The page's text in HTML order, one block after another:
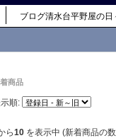
ブログ清水台平野屋の日
商品
順:
ら10 を表示中 (新着商品の